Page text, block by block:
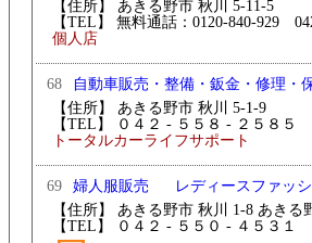
【住所】 あきる野市 秋川 5-11-5
【TEL】 無料通話：0120-840-929
個人店
68 自動車販売・整備・鈑金・修理・
【住所】 あきる野市 秋川 5-1-9
【TEL】 ０４２ - ５５８ - ２５８５
トータルカーライフサポート
69 婦人服販売 レディースファッ
【住所】 あきる野市 秋川 1-8 あきる
【TEL】 ０４２ - ５５０ - ４５３１